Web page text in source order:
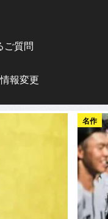
ご質問
報変更
名作